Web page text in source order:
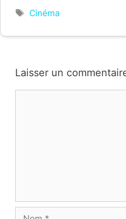
Étiquettes
Cinéma
Laisser un